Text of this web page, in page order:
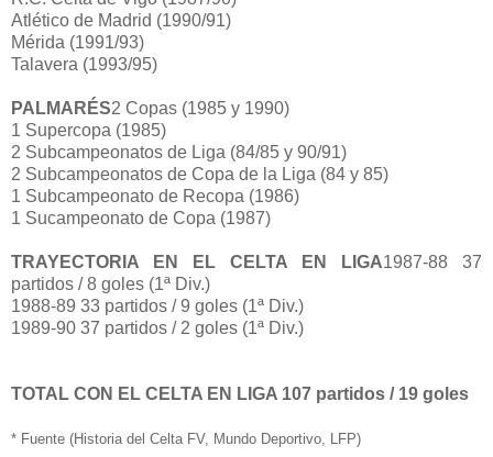
Atlético de Madrid (1990/91)
Mérida (1991/93)
Talavera (1993/95)
PALMARÉS2 Copas (1985 y 1990)
1 Supercopa (1985)
2 Subcampeonatos de Liga (84/85 y 90/91)
2 Subcampeonatos de Copa de la Liga (84 y 85)
1 Subcampeonato de Recopa (1986)
1 Sucampeonato de Copa (1987)
TRAYECTORIA EN EL CELTA EN LIGA1987-88 37
partidos / 8 goles (1ª Div.)
1988-89 33 partidos / 9 goles (1ª Div.)
1989-90 37 partidos / 2 goles (1ª Div.)
TOTAL CON EL CELTA EN LIGA 107 partidos / 19 goles
* Fuente (Historia del Celta FV, Mundo Deportivo, LFP)